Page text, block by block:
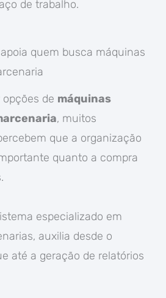
de trabalho.
quem busca máquinas
de máquinas
, muitos
que a organização
quanto a compra
especializado em
auxilia desde o
até a geração de relatórios